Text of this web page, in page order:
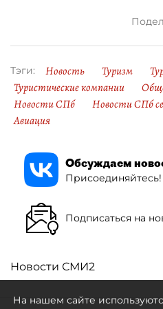
Тэги: Новость Туризм
Туристические компании
Новости СПб
Новости СПб
Авиация
Обсуждаем
Присоединяйтесь!
Подписаться на
Новости СМИ2
На нашем сайте